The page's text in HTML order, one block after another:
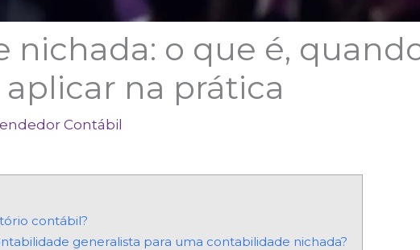
nichada: o que é,
na prática
Contábil
contábil?
generalista para uma contabilidade nichada?